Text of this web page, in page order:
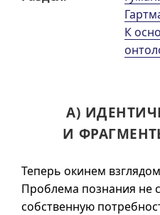
К
А)
И
Теперь окинем
Проблема познания не
собственную